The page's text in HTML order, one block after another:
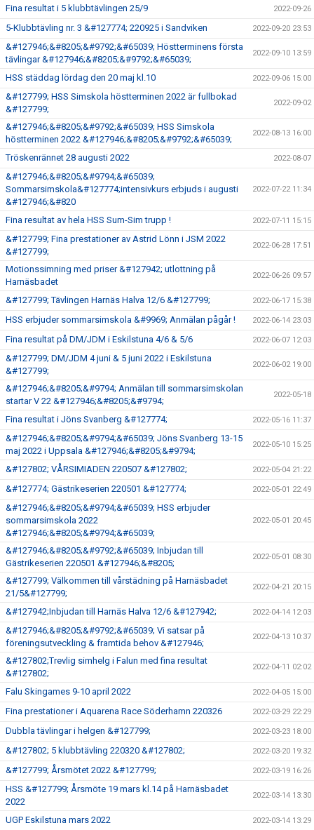
Fina resultat i 5 klubbtävlingen 25/9 2022-09-26
5-Klubbtävling nr. 3 &#127774; 220925 i Sandviken 2022-09-20 23:53
&#127946;&#8205;&#9792;&#65039; Höstterminens första
tävlingar &#127946;&#8205;&#9792;&#65039;
2022-09-10 13:59
HSS städdag lördag den 20 maj kl.10 2022-09-06 15:00
&#127799; HSS Simskola höstterminen 2022 är fullbokad
&#127799;
2022-09-02
&#127946;&#8205;&#9792;&#65039; HSS Simskola
höstterminen 2022 &#127946;&#8205;&#9792;&#65039;
2022-08-13 16:00
Tröskenrännet 28 augusti 2022 2022-08-07
&#127946;&#8205;&#9794;&#65039;
Sommarsimskola&#127774;intensivkurs erbjuds i augusti
&#127946;&#820
2022-07-22 11:34
Fina resultat av hela HSS Sum-Sim trupp ! 2022-07-11 15:15
&#127799; Fina prestationer av Astrid Lönn i JSM 2022
&#127799;
2022-06-28 17:51
Motionssimning med priser &#127942; utlottning på
Harnäsbadet
2022-06-26 09:57
&#127799; Tävlingen Harnäs Halva 12/6 &#127799; 2022-06-17 15:38
HSS erbjuder sommarsimskola &#9969; Anmälan pågår ! 2022-06-14 23:03
Fina resultat på DM/JDM i Eskilstuna 4/6 & 5/6 2022-06-07 12:03
&#127799; DM/JDM 4 juni & 5 juni 2022 i Eskilstuna
&#127799;
2022-06-02 19:00
&#127946;&#8205;&#9794; Anmälan till sommarsimskolan
startar V 22 &#127946;&#8205;&#9794;
2022-05-18
Fina resultat i Jöns Svanberg &#127774; 2022-05-16 11:37
&#127946;&#8205;&#9794;&#65039; Jöns Svanberg 13-15
maj 2022 i Uppsala &#127946;&#8205;&#9794;
2022-05-10 15:25
&#127802; VÅRSIMIADEN 220507 &#127802; 2022-05-04 21:22
&#127774; Gästrikeserien 220501 &#127774; 2022-05-01 22:49
&#127946;&#8205;&#9794;&#65039; HSS erbjuder
sommarsimskola 2022
&#127946;&#8205;&#9794;&#65039;
2022-05-01 20:45
&#127946;&#8205;&#9792;&#65039; Inbjudan till
Gästrikeserien 220501 &#127946;&#8205;
2022-05-01 08:30
&#127799; Välkommen till vårstädning på Harnäsbadet
21/5&#127799;
2022-04-21 20:15
&#127942;Inbjudan till Harnäs Halva 12/6 &#127942; 2022-04-14 12:03
&#127946;&#8205;&#9792;&#65039; Vi satsar på
föreningsutveckling & framtida behov &#127946;
2022-04-13 10:37
&#127802;Trevlig simhelg i Falun med fina resultat
&#127802;
2022-04-11 02:02
Falu Skingames 9-10 april 2022 2022-04-05 15:00
Fina prestationer i Aquarena Race Söderhamn 220326 2022-03-29 22:29
Dubbla tävlingar i helgen &#127799; 2022-03-23 18:00
&#127802; 5 klubbtävling 220320 &#127802; 2022-03-20 19:32
&#127799; Årsmötet 2022 &#127799; 2022-03-19 16:26
HSS &#127799; Årsmöte 19 mars kl.14 på Harnäsbadet
2022
2022-03-14 13:30
UGP Eskilstuna mars 2022 2022-03-14 13:29